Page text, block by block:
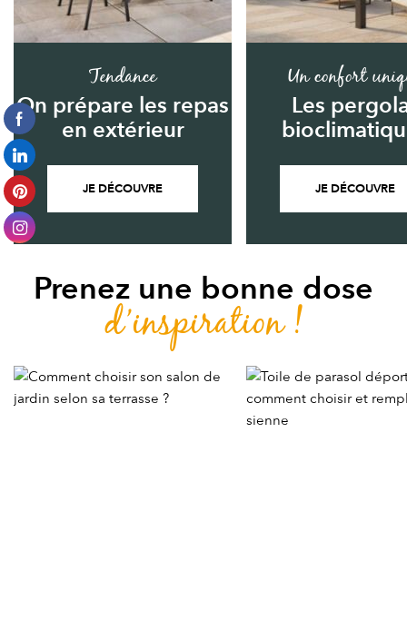
Tendance
On prépare les repas
en extérieur
JE DÉCOUVRE
Un confort
Les
JE DÉCOUVRE
Prenez une bonne dose
d’inspiration !